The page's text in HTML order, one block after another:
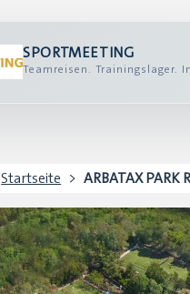
SPORTMEETING
Teamreisen. Trainingslager.
Startseite ARBATAX PARK